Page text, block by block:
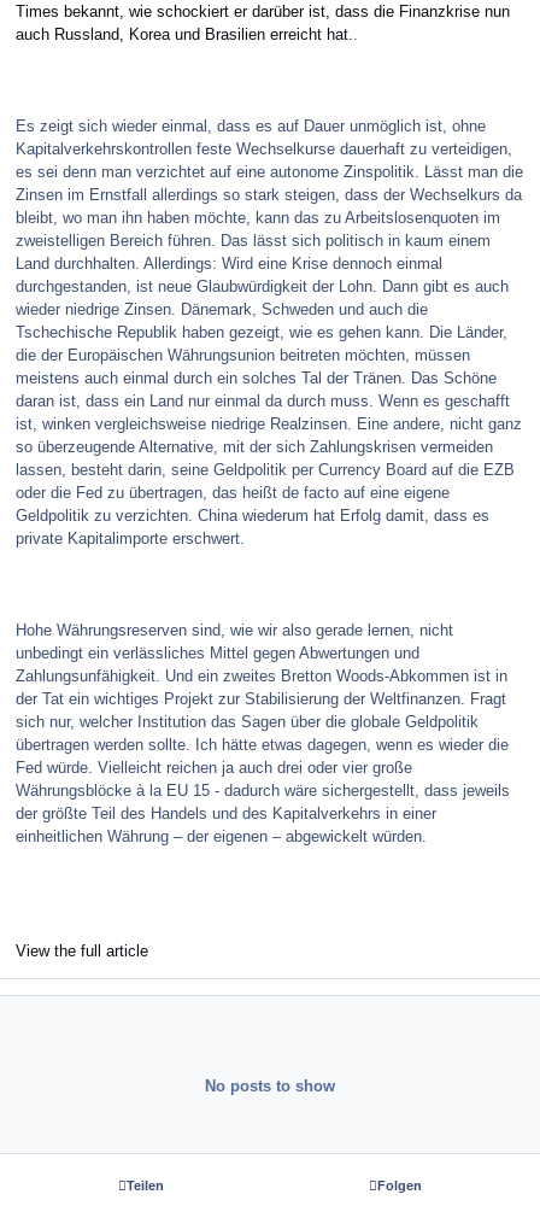
Times bekannt, wie schockiert er darüber ist, dass die Finanzkrise nun
auch Russland, Korea und Brasilien erreicht hat..
Es zeigt sich wieder einmal, dass es auf Dauer unmöglich ist, ohne
Kapitalverkehrskontrollen feste Wechselkurse dauerhaft zu verteidigen,
es sei denn man verzichtet auf eine autonome Zinspolitik. Lässt man die
Zinsen im Ernstfall allerdings so stark steigen, dass der Wechselkurs da
bleibt, wo man ihn haben möchte, kann das zu Arbeitslosenquoten im
zweistelligen Bereich führen. Das lässt sich politisch in kaum einem
Land durchhalten. Allerdings: Wird eine Krise dennoch einmal
durchgestanden, ist neue Glaubwürdigkeit der Lohn. Dann gibt es auch
wieder niedrige Zinsen. Dänemark, Schweden und auch die
Tschechische Republik haben gezeigt, wie es gehen kann. Die Länder,
die der Europäischen Währungsunion beitreten möchten, müssen
meistens auch einmal durch ein solches Tal der Tränen. Das Schöne
daran ist, dass ein Land nur einmal da durch muss. Wenn es geschafft
ist, winken vergleichsweise niedrige Realzinsen. Eine andere, nicht ganz
so überzeugende Alternative, mit der sich Zahlungskrisen vermeiden
lassen, besteht darin, seine Geldpolitik per Currency Board auf die EZB
oder die Fed zu übertragen, das heißt de facto auf eine eigene
Geldpolitik zu verzichten. China wiederum hat Erfolg damit, dass es
private Kapitalimporte erschwert.
Hohe Währungsreserven sind, wie wir also gerade lernen, nicht
unbedingt ein verlässliches Mittel gegen Abwertungen und
Zahlungsunfähigkeit. Und ein zweites Bretton Woods-Abkommen ist in
der Tat ein wichtiges Projekt zur Stabilisierung der Weltfinanzen. Fragt
sich nur, welcher Institution das Sagen über die globale Geldpolitik
übertragen werden sollte. Ich hätte etwas dagegen, wenn es wieder die
Fed würde. Vielleicht reichen ja auch drei oder vier große
Währungsblöcke à la EU 15 - dadurch wäre sichergestellt, dass jeweils
der größte Teil des Handels und des Kapitalverkehrs in einer
einheitlichen Währung – der eigenen – abgewickelt würden.
View the full article
No posts to show
Teilen Folgen